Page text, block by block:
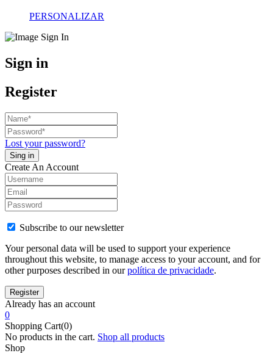
PERSONALIZAR
Sign in
Register
Lost your password?
Create An Account
Subscribe to our newsletter
Your personal data will be used to support your experience
throughout this website, to manage access to your account, and for
other purposes described in ourpolítica de privacidade.
Already has an account
0
Shopping Cart(0)
No products in the cart. Shop all products
Shop